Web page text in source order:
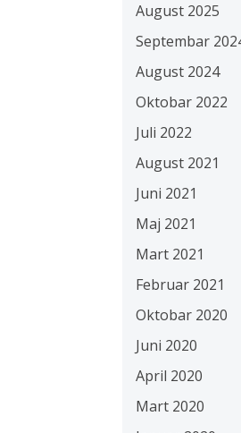
August 2025
Septembar
August 2024
Oktobar 2022
Juli 2022
August 2021
Juni 2021
Maj 2021
Mart 2021
Februar 2021
Oktobar 2020
Juni 2020
April 2020
Mart 2020